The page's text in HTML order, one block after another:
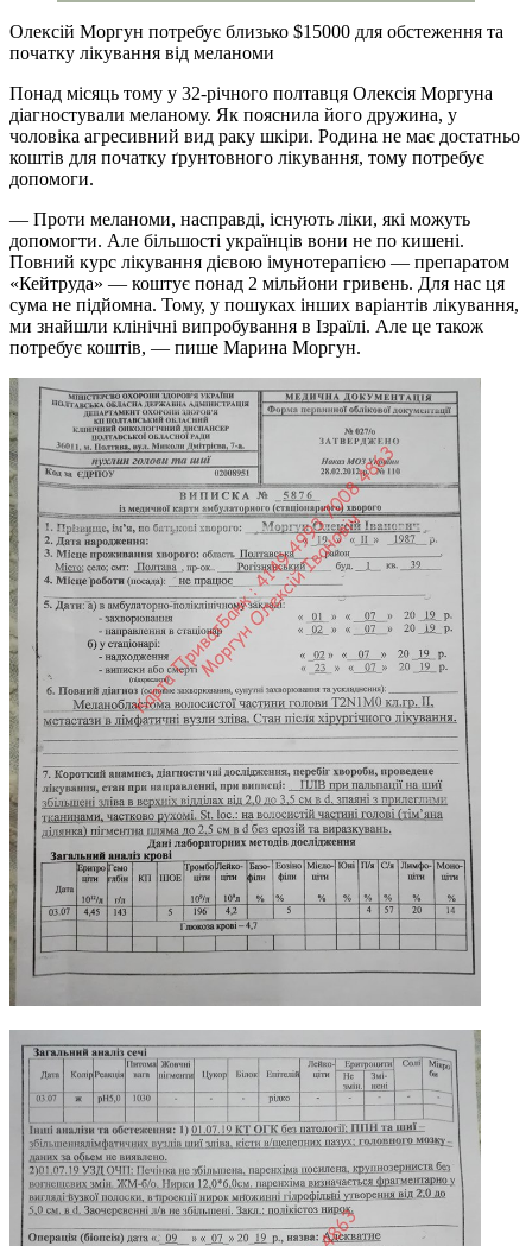
Олексій Моргун потребує близько $15000 для обстеження та
початку лікування від меланоми
Понад місяць тому у 32-річного полтавця Олексія Моргуна
діагностували меланому. Як пояснила його дружина, у
чоловіка агресивний вид раку шкіри. Родина не має достатньо
коштів для початку ґрунтовного лікування, тому потребує
допомоги.
— Проти меланоми, насправді, існують ліки, які можуть
допомогти. Але більшості українців вони не по кишені.
Повний курс лікування дієвою імунотерапією — препаратом
«Кейтруда» — коштує понад 2 мільйони гривень. Для нас ця
сума не підйомна. Тому, у пошуках інших варіантів лікування,
ми знайшли клінічні випробування в Ізраїлі. Але це також
потребує коштів, — пише Марина Моргун.